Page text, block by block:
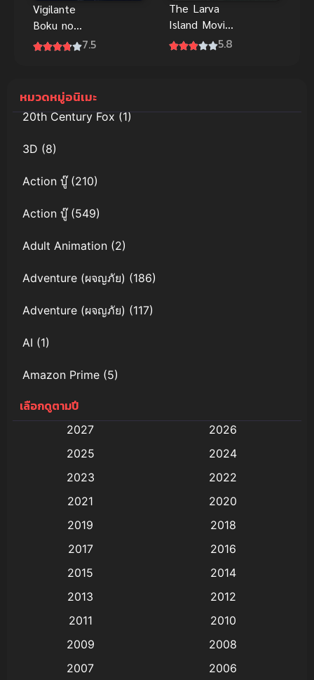
Vigilante
Boku no
Hero
ลันเต ซับไทย
7.5
The Larva
Island Movie
ลาร์วาผจญภัย
5.8
หมวดหมู่อนิเมะ
20th Century Fox(1)
3D (8)
Action บู๊(210)
Action บู๊(549)
Adult Animation (2)
Adventure (ผจญภัย) (186)
Adventure (ผจญภัย) (117)
AI (1)
Amazon Prime (5)
Anal (ประตูหลัง)
Animation การ์ตูน
Animation อนิเมะ
Animation แอนิเมชัน
(9)
Big tits (นมใหญ่)
เลือกดูตามปี
2027
2026
2025
2024
2023
2022
2021
2020
2019
2018
2017
2016
2015
2014
2013
2012
2011
2010
2009
2008
2007
2006